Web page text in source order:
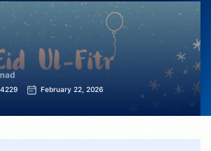
4229 February 22, 2026